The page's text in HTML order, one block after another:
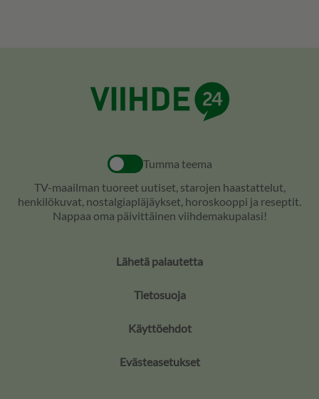
Tumma teema
TV-maailman tuoreet uutiset, starojen haastattelut,
henkilökuvat, nostalgiapläjäykset, horoskooppi ja reseptit.
Nappaa oma päivittäinen viihdemakupalasi!
Lähetä palautetta
Tietosuoja
Käyttöehdot
Evästeasetukset